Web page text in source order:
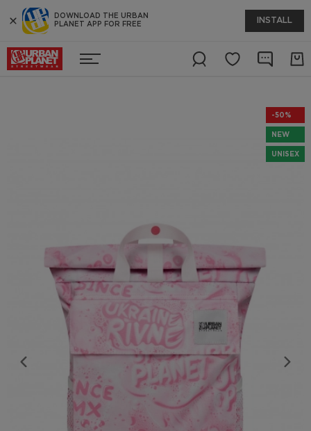
DOWNLOAD THE URBAN
PLANET APP FOR FREE
INSTALL
-50%
NEW
UNISEX